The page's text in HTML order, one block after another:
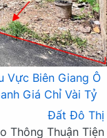
Vực Biên Giang Ô
Giá Chỉ Vài Tỷ
Đất Đô Thị
Thông Thuận Tiện